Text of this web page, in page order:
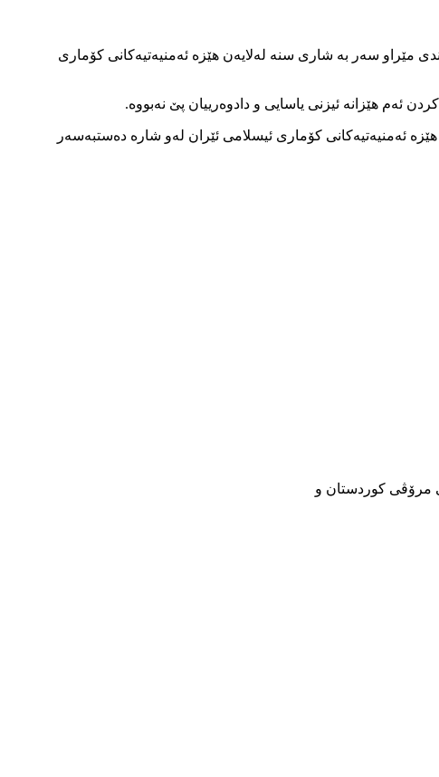
2720ی کوردی، شارۆمەندێک بە ناوی« عەبدوڵا ئاسال» تەمەن 28 ساڵ و خەڵکی گوندی مێراو سەر بە شاری سنە لەلایەن هێزە ئەمنیەتیەکانی کۆماری
ئەم هێزانە ئیزنی یاسایی و دادوەرییان پێ نەبووە.
لە لایەن هێزە ئەمنیەتیەکانی کۆماری ئیسلامی ئێران لەو شارە دەستبەسەر